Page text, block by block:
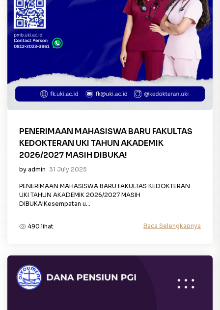
PENERIMAAN MAHASISWA BARU FAKULTAS
KEDOKTERAN UKI TAHUN AKADEMIK
2026/2027 MASIH DIBUKA!
by admin 31 July 2025
PENERIMAAN MAHASISWA BARU FAKULTAS KEDOKTERAN
UKI TAHUN AKADEMIK 2026/2027 MASIH
DIBUKA!Kesempatan u...
490 lihat Baca Selengkapnya